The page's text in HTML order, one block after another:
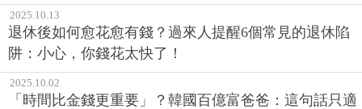
2025.10.13
退休後如何愈花愈有錢？過來人提醒6個常見的退休陷
阱：小心，你錢花太快了！
2025.10.02
「時間比金錢更重要」？韓國百億富爸爸：這句話只適